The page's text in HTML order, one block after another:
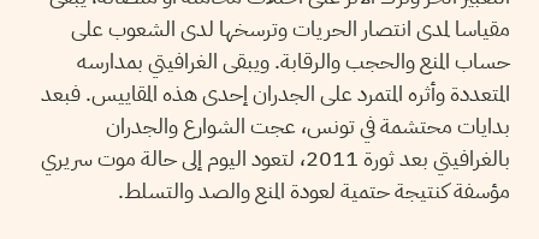
مقياسا لمدى انتصار الحريات وترسخها لدى الشعوب على
حساب المنع والحجب والرقابة. ويبقى الغرافيتي بمدارسه
المتعددة وأثره المتمرد على الجدران إحدى هذه المقاييس. فبعد
بدايات محتشمة في تونس، عجت الشوارع والجدران
بالغرافيتي بعد ثورة 2011، لتعود اليوم إلى حالة موت سريري
مؤسفة كنتيجة حتمية لعودة المنع والصد والتسلط.